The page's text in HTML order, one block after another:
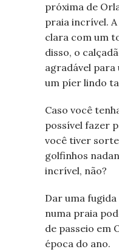
próxima de
praia incrível.
clara com um
disso, o
agradável para
um píer lindo
Caso você
possível fazer
você tiver
golfinhos
incrível, não?
Dar uma
numa praia
de passeio em
época do ano.